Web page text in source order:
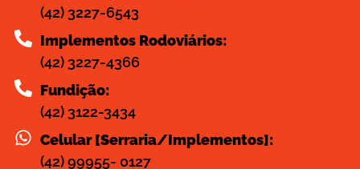
(42) 3227-6543
Implementos Rodoviários:
(42) 3227-4366
Fundição:
(42) 3122-3434
Celular [Serraria/Implementos]:
(42) 99955- 0127